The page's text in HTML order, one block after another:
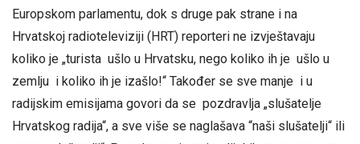
Europskom parlamentu, dok s druge pak strane i na
Hrvatskoj radioteleviziji (HRT) reporteri ne izvještavaju
koliko je „turista ušlo u Hrvatsku, nego koliko ih je ušlo u
zemlju i koliko ih je izašlo!“ Također se sve manje i u
radijskim emisijama govori da se pozdravlja „slušatelje
Hrvatskog radija“, a sve više se naglašava “naši slušatelji“ ili